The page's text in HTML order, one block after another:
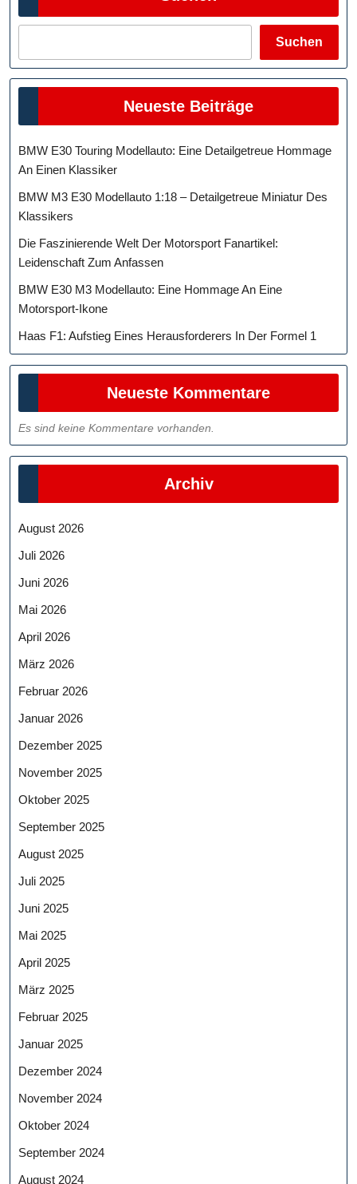
Suchen
Neueste Beiträge
BMW E30 Touring Modellauto: Eine Detailgetreue Hommage
An Einen Klassiker
BMW M3 E30 Modellauto 1:18 – Detailgetreue Miniatur Des
Klassikers
Die Faszinierende Welt Der Motorsport Fanartikel:
Leidenschaft Zum Anfassen
BMW E30 M3 Modellauto: Eine Hommage An Eine
Motorsport-Ikone
Haas F1: Aufstieg Eines Herausforderers In Der Formel 1
Neueste Kommentare
Es sind keine Kommentare vorhanden.
Archiv
August 2026
Juli 2026
Juni 2026
Mai 2026
April 2026
März 2026
Februar 2026
Januar 2026
Dezember 2025
November 2025
Oktober 2025
September 2025
August 2025
Juli 2025
Juni 2025
Mai 2025
April 2025
März 2025
Februar 2025
Januar 2025
Dezember 2024
November 2024
Oktober 2024
September 2024
August 2024